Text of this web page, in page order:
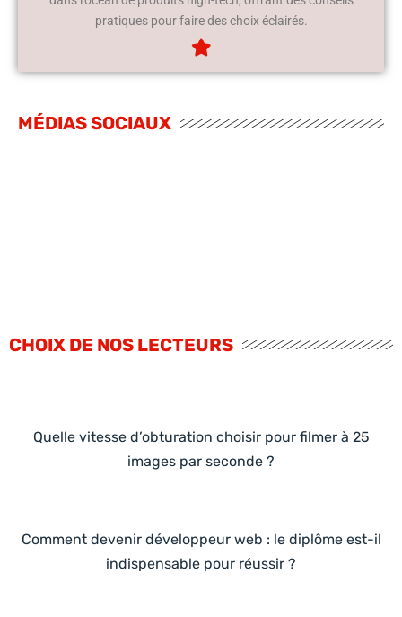
pratiques pour faire des choix éclairés.
MÉDIAS SOCIAUX
CHOIX DE NOS LECTEURS
Quelle vitesse d’obturation choisir pour filmer à 25
images par seconde ?
Comment devenir développeur web : le diplôme est-il
indispensable pour réussir ?